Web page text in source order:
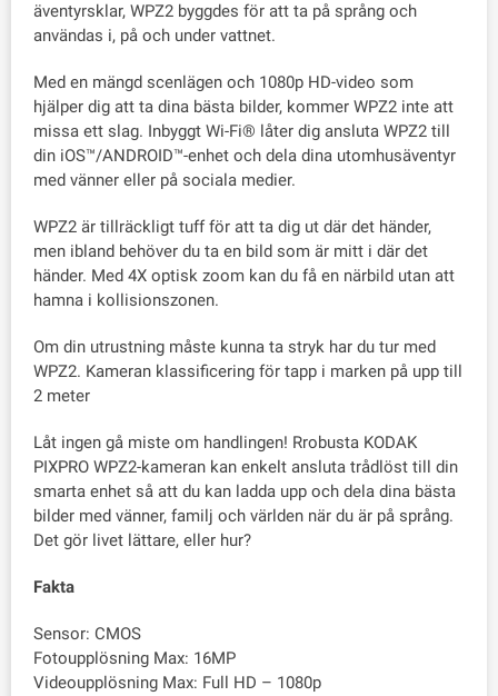
äventyrsklar, WPZ2 byggdes för att ta på språng och
användas i, på och under vattnet.
Med en mängd scenlägen och 1080p HD-video som
hjälper dig att ta dina bästa bilder, kommer WPZ2 inte att
missa ett slag. Inbyggt Wi-Fi® låter dig ansluta WPZ2 till
din iOS™/ANDROID™-enhet och dela dina utomhusäventyr
med vänner eller på sociala medier.
WPZ2 är tillräckligt tuff för att ta dig ut där det händer,
men ibland behöver du ta en bild som är mitt i där det
händer. Med 4X optisk zoom kan du få en närbild utan att
hamna i kollisionszonen.
Om din utrustning måste kunna ta stryk har du tur med
WPZ2. Kameran klassificering för tapp i marken på upp till
2 meter
Låt ingen gå miste om handlingen! Rrobusta KODAK
PIXPRO WPZ2-kameran kan enkelt ansluta trådlöst till din
smarta enhet så att du kan ladda upp och dela dina bästa
bilder med vänner, familj och världen när du är på språng.
Det gör livet lättare, eller hur?
Fakta
Sensor: CMOS
Fotoupplösning Max: 16MP
Videoupplösning Max: Full HD – 1080p